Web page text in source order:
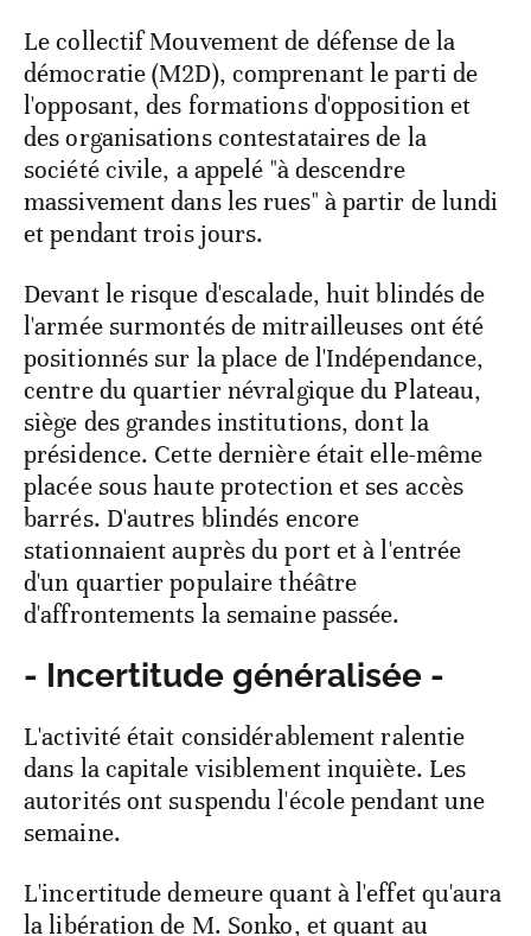
Le collectif Mouvement de défense de la
démocratie (M2D), comprenant le parti de
l'opposant, des formations d'opposition et
des organisations contestataires de la
société civile, a appelé "à descendre
massivement dans les rues" à partir de lundi
et pendant trois jours.
Devant le risque d'escalade, huit blindés de
l'armée surmontés de mitrailleuses ont été
positionnés sur la place de l'Indépendance,
centre du quartier névralgique du Plateau,
siège des grandes institutions, dont la
présidence. Cette dernière était elle-même
placée sous haute protection et ses accès
barrés. D'autres blindés encore
stationnaient auprès du port et à l'entrée
d'un quartier populaire théâtre
d'affrontements la semaine passée.
- Incertitude généralisée -
L'activité était considérablement ralentie
dans la capitale visiblement inquiète. Les
autorités ont suspendu l'école pendant une
semaine.
L'incertitude demeure quant à l'effet qu'aura
la libération de M. Sonko, et quant au